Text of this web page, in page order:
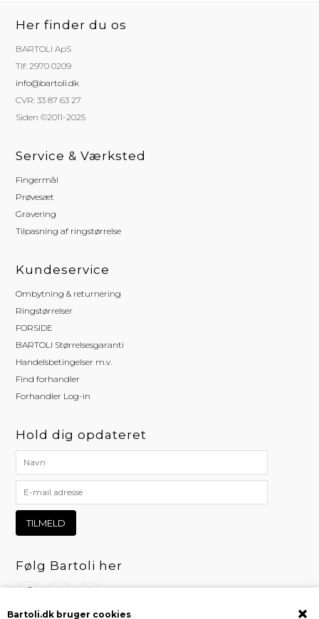
Bartoli.dk bruger cookies
Her finder du os
BARTOLI ApS
Tlf: 2970 0209
info@bartoli.dk
CVR: 33 87 63 27
Siden ©2011-2025
Service & Værksted
Fingermål
Prøvesæt
Gravering
Tilpasning af ringstørrelse
Kundeservice
Ombytning & returnering
Ringstørrelser
FORSIDE
BARTOLI Størrelsesgaranti
Handelsbetingelser m.v.
Find forhandler
Forhandler Log-in
Hold dig opdateret
Følg Bartoli her